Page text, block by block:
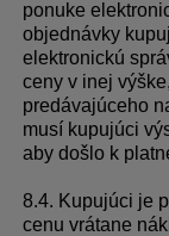
ponuke
objednávky
elektronickú
ceny v inej
predávajúceho
musí kupujúci
aby došlo k
8.4. Kupujúci je
cenu vrátane